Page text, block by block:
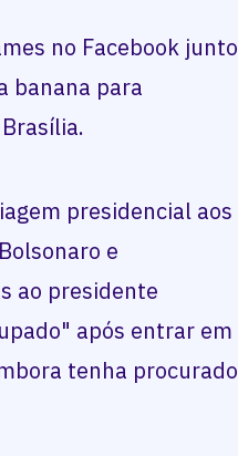
no Facebook junto
banana para
presidencial aos
e
ao presidente
após entrar em
tenha procurado